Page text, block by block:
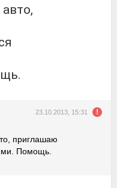
23.10.2013, 15:31
приглашаю
Помощь.